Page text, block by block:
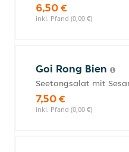
6,50 €
inkl. Pfand (0,00 €)
Goi Rong Bien
Seetangsalat mit
7,50 €
inkl. Pfand (0,00 €)